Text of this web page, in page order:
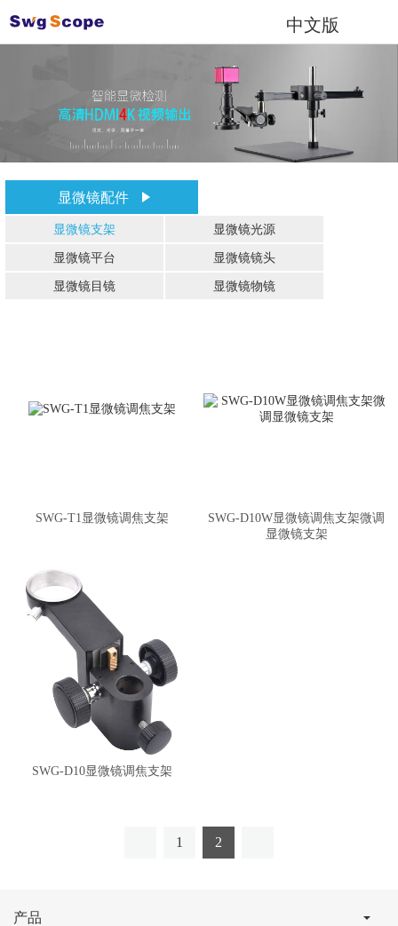
中文版
显微镜配件
显微镜支架 显微镜光源
显微镜平台 显微镜镜头
显微镜目镜 显微镜物镜
SWG-T1显微镜调焦支架
SWG-D10W显微镜调焦支架微调
显微镜支架
SWG-D10显微镜调焦支架
1 2
产品